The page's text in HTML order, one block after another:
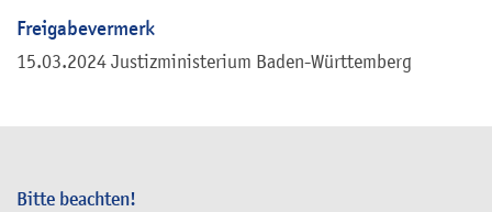
Bitte beachten!
Freigabevermerk
15.03.2024 Justizministerium Baden-Württemberg